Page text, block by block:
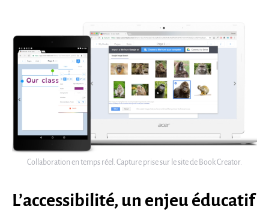
Collaboration en temps réel. Capture prise sur le site de Book Creator.
L’accessibilité, un enjeu éducatif